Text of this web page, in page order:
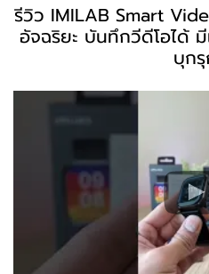
รีวิว IMILAB Smart
อัจฉริยะ บันทึกวีดีโอได้ มี
บุก